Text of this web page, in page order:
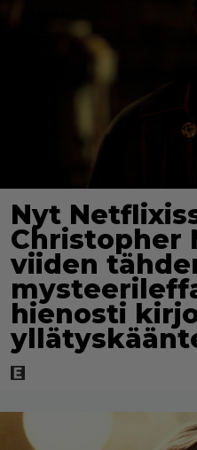
Nyt
Christopher
viiden
hienosti